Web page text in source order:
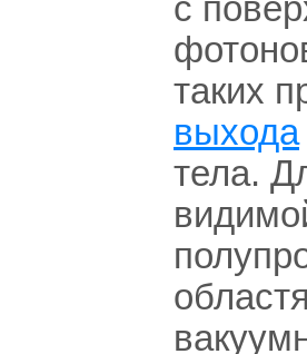
с
таких
выхода
тела.